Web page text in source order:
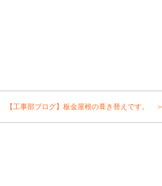
【工事部ブログ】板金屋根の葺き替えです。 ＞